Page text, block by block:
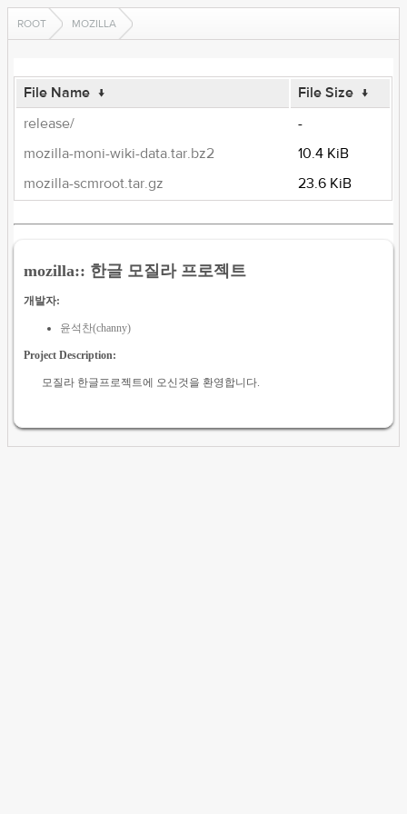
ROOT MOZILLA
File Name ↓ File Size ↓
release/
-
mozilla-moni-wiki-data.tar.bz2
10.4 KiB
mozilla-scmroot.tar.gz
23.6 KiB
mozilla:: 한글 모질라 프로젝트
개발자:
윤석찬(channy)
Project Description:
모질라 한글프로젝트에 오신것을 환영합니다.